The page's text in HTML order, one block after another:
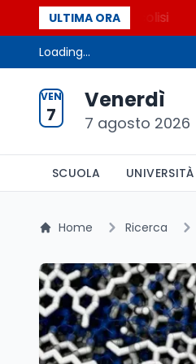
ULTIMA ORA
la glicolisi
Loading...
VEN
7
Venerdì
7 agosto 2026
SCUOLA UNIVERSITÀ
Home Ricerca